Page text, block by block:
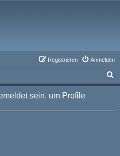
Anmelden
Registrieren
u
h
sein, um Profile